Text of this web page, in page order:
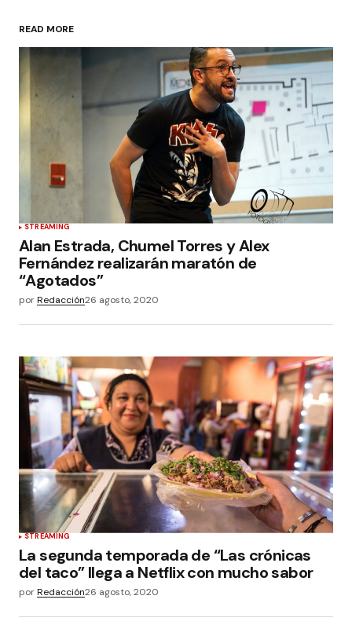
READ MORE
STREAMING
Alan Estrada, Chumel Torres y Alex
Fernández realizarán maratón de
“Agotados”
porRedacción26 agosto, 2020
STREAMING
La segunda temporada de “Las crónicas
del taco” llega a Netflix con mucho sabor
porRedacción26 agosto, 2020